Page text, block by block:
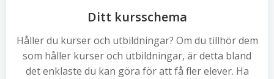
Ditt kursschema
Håller du kurser och utbildningar? Om du tillhör dem
som håller kurser och utbildningar, är detta bland
det enklaste du kan göra för att få fler elever. Ha